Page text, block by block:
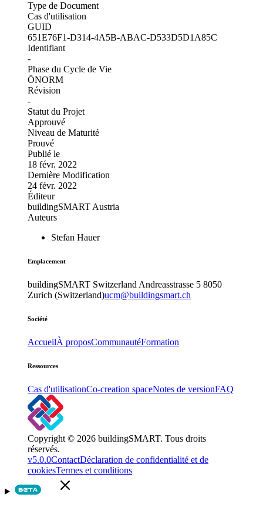
Type de Document
Cas d'utilisation
GUID
651E76F1-D314-4A5B-ABAC-D533D5D1A85C
Identifiant
-
Phase du Cycle de Vie
ÖNORM
Révision
-
Statut du Projet
Approuvé
Niveau de Maturité
Prouvé
Publié le
18 févr. 2022
Dernière Modification
24 févr. 2022
Éditeur
buildingSMART Austria
Auteurs
Stefan Hauer
Emplacement
buildingSMART Switzerland Andreasstrasse 5 8050
Zurich (Switzerland)ucm@buildingsmart.ch
Société
AccueilÀ proposCommunautéFormation
Ressources
Cas d'utilisationCo-creation spaceNotes de versionFAQ
Copyright © 2026 buildingSMART. Tous droits
réservés.
v5.0.0ContactDéclaration de confidentialité et de
cookiesTermes et conditions